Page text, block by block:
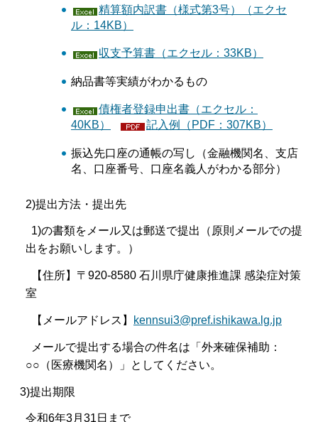
精算額内訳書（様式第3号）（エクセ
ル：14KB）
収支予算書（エクセル：33KB）
納品書等実績がわかるもの
債権者登録申出書（エクセル：
40KB）
記入例（PDF：307KB）
振込先口座の通帳の写し（金融機関名、支店
名、口座番号、口座名義人がわかる部分）
2)提出方法・提出先
1)の書類をメール又は郵送で提出（原則メールでの提
出をお願いします。）
【住所】〒920-8580 石川県庁健康推進課 感染症対策
室
【メールアドレス】 kennsui3@pref.ishikawa.lg.jp
メールで提出する場合の件名は「外来確保補助：
○○（医療機関名）」としてください。
3)提出期限
令和6年3月31日まで